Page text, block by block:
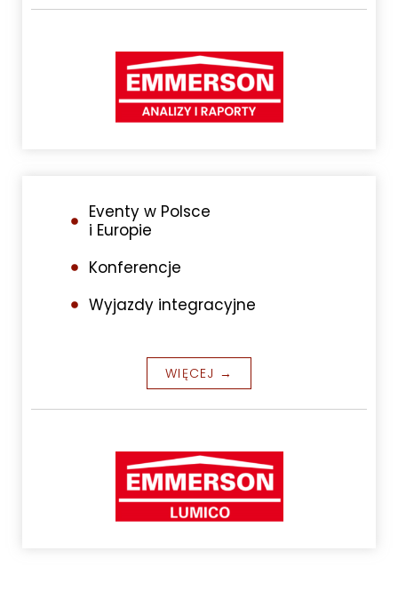
Eventy w Polsce
i Europie
Konferencje
Wyjazdy integracyjne
WIĘCEJ →